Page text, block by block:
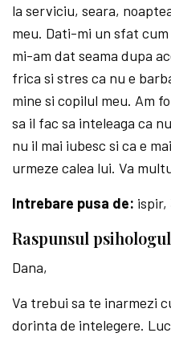
la serviciu, seara,
meu. Dati-mi un sfat
mi-am dat seama dupa
frica si stres ca nu e
mine si copilul meu. Am
sa il fac sa inteleaga ca
nu il mai iubesc si ca e
urmeze calea lui. Va
Intrebare pusa de: ispir,
Raspunsul
Dana,
Va trebui sa te inarmezi
dorinta de intelegere.